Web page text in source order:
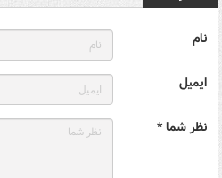
نام
ایمیل
نظر شما *